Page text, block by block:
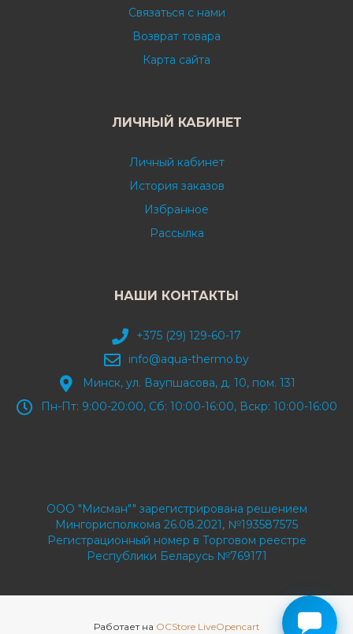
Связаться с нами
Возврат товара
Карта сайта
ЛИЧНЫЙ КАБИНЕТ
Личный кабинет
История заказов
Избранное
Рассылка
НАШИ КОНТАКТЫ
+375 (29) 129-60-17
info@aqua-thermo.by
Минск, ул. Ваупшасова, д. 10, пом. 131
Пн-Пт: 9:00-20:00, Сб: 10:00-16:00, Вскр: 10:00-16:00
ООО "Мисман"" зарегистрирована решением
Мингорисполкома 26.08.2021, №193587575
Регистрационный номер в Торговом реестре
Республики Беларусь №769171
Работает на OCStore LiveOpencart